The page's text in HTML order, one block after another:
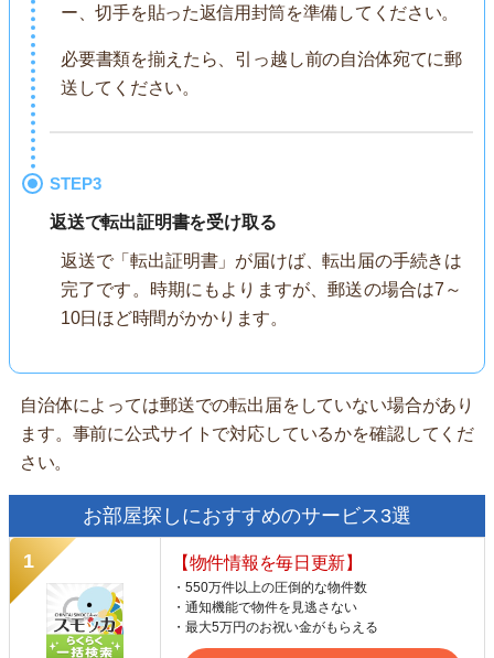
ー、切手を貼った返信用封筒を準備してください。
必要書類を揃えたら、引っ越し前の自治体宛てに郵
送してください。
STEP3
返送で転出証明書を受け取る
返送で「転出証明書」が届けば、転出届の手続きは
完了です。時期にもよりますが、郵送の場合は7～
10日ほど時間がかかります。
自治体によっては郵送での転出届をしていない場合があり
ます。事前に公式サイトで対応しているかを確認してくだ
さい。
お部屋探しにおすすめのサービス3選
【物件情報を毎日更新】
・550万件以上の圧倒的な物件数
・通知機能で物件を見逃さない
・最大5万円のお祝い金がもらえる